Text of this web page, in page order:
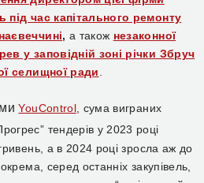
під час капітального ремонту
, а також незаконної
у заповідній зоні річки Збруч
селищної ради
YouControl, сума виграних
тендерів у 2023 році
а в 2024 році зросла аж до
серед останніх закупівель,